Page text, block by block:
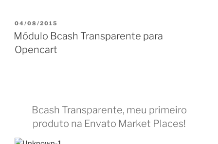
PUBLICADO
EM
04/08/2015
Módulo Bcash Transparente para
Opencart
Bcash Transparente, meu primeiro
produto na Envato Market Places!